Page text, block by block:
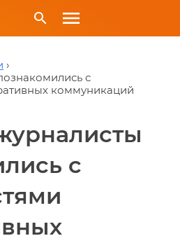
search menu
с
коммуникаций
с